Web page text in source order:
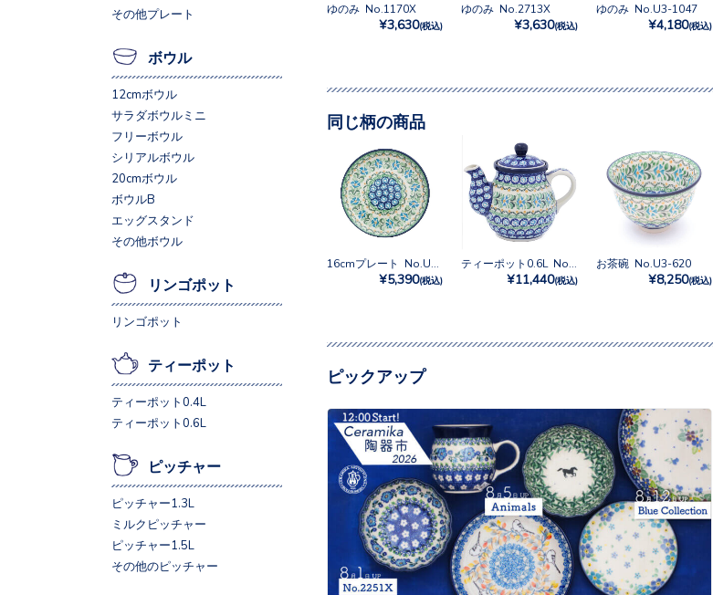
ゆのみ No.1170X
¥3,630(税込)
ゆのみ No.2713X
¥3,630(税込)
ゆのみ No.U3-1047
¥4,180(税込)
同じ柄の商品
¥5,390(税込) ¥11,440(税込)
お茶碗 No.U3-620
¥8,250(税込)
ピックアップ
その他プレート
ボウル
12cmボウル
サラダボウルミニ
フリーボウル
シリアルボウル
20cmボウル
ボウルB
エッグスタンド
その他ボウル
リンゴポット
リンゴポット
ティーポット
ティーポット0.4L
ティーポット0.6L
ピッチャー
ピッチャー1.3L
ミルクピッチャー
ピッチャー1.5L
その他のピッチャー